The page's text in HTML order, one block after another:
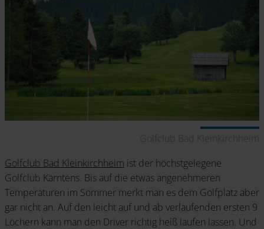
Golfclub Bad Kleinkirchheim
Golfclub Bad Kleinkirchheim ist der höchstgelegene
Golfclub Kärntens. Bis auf die etwas angenehmeren
Temperaturen im Sommer merkt man es dem Golfplatz aber
gar nicht an. Auf den leicht auf und ab verlaufenden ersten 9
Löchern kann man den Driver richtig heiß laufen lassen. Und